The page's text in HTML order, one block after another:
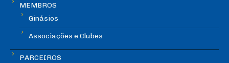
MEMBROS
Ginásios
Associações e Clubes
PARCEIROS